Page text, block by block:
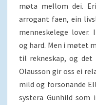
møta mellom dei.
arrogant faen, ein
menneskelege
og hard. Men i møtet
til rekneskap, og
Olausson gir oss ei
mild og forsonande
systera Gunhild som